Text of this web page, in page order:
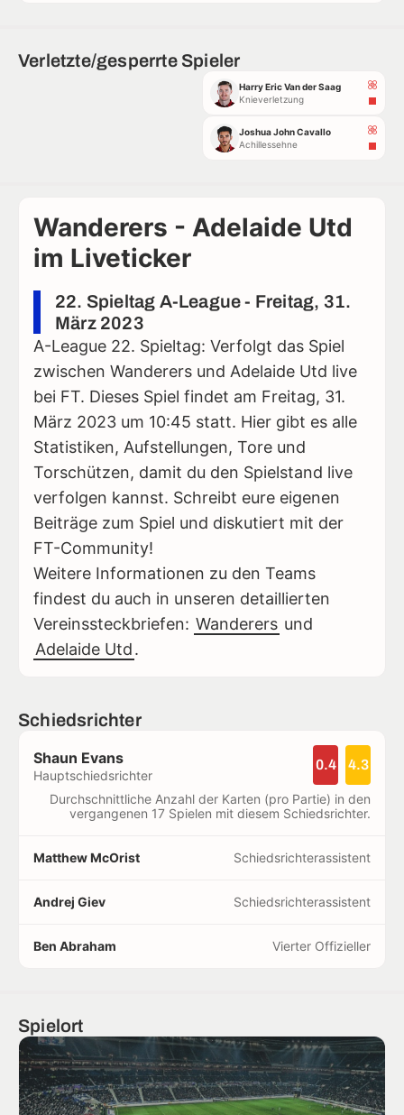
Verletzte/gesperrte Spieler
Harry Eric Van der Saag
Knieverletzung
Joshua John Cavallo
Achillessehne
Wanderers - Adelaide Utd
im Liveticker
22. Spieltag A-League - Freitag, 31.
März 2023
A-League 22. Spieltag: Verfolgt das Spiel
zwischen Wanderers und Adelaide Utd live
bei FT. Dieses Spiel findet am Freitag, 31.
März 2023 um 10:45 statt. Hier gibt es alle
Statistiken, Aufstellungen, Tore und
Torschützen, damit du den Spielstand live
verfolgen kannst. Schreibt eure eigenen
Beiträge zum Spiel und diskutiert mit der
FT-Community!
Weitere Informationen zu den Teams
findest du auch in unseren detaillierten
Vereinssteckbriefen: Wanderers und
Adelaide Utd.
Schiedsrichter
Shaun Evans
Hauptschiedsrichter
0.4 4.3
Durchschnittliche Anzahl der Karten (pro Partie) in den
vergangenen 17 Spielen mit diesem Schiedsrichter.
Matthew McOrist Schiedsrichterassistent
Andrej Giev Schiedsrichterassistent
Ben Abraham Vierter Offizieller
Spielort